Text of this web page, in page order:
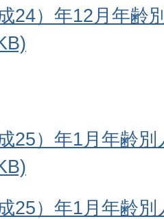
24）年12月年齢
25）年1月年齢
25）年1月年齢